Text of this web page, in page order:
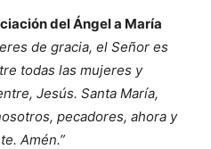
del Ángel a María
de gracia, el Señor es
todas las mujeres y
Jesús. Santa María,
pecadores, ahora y
Amén.”